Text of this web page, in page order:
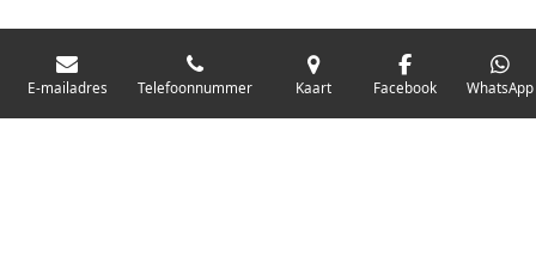
E-mailadres Telefoonnummer Kaart Facebook WhatsApp